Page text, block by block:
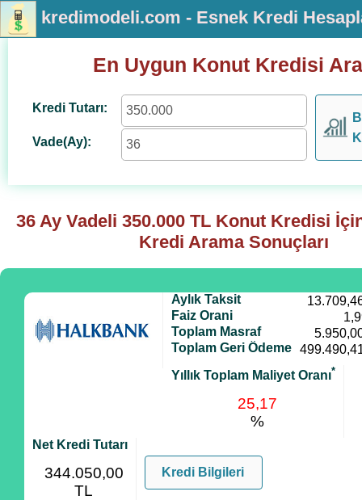
kredimodeli.com - Esnek Kredi
En Uygun Konut Kredisi
Kredi Tutarı:
Vade(Ay):
36 Ay Vadeli350.000 TL Konut Kredisi
Kredi Arama Sonuçları
Aylık Taksit
Faiz Orani
Toplam Masraf
Toplam Geri Ödeme
Yıllık Toplam Maliyet Oranı*
25,17
%
Net Kredi Tutarı
344.050,00
TL
Kredi Bilgileri